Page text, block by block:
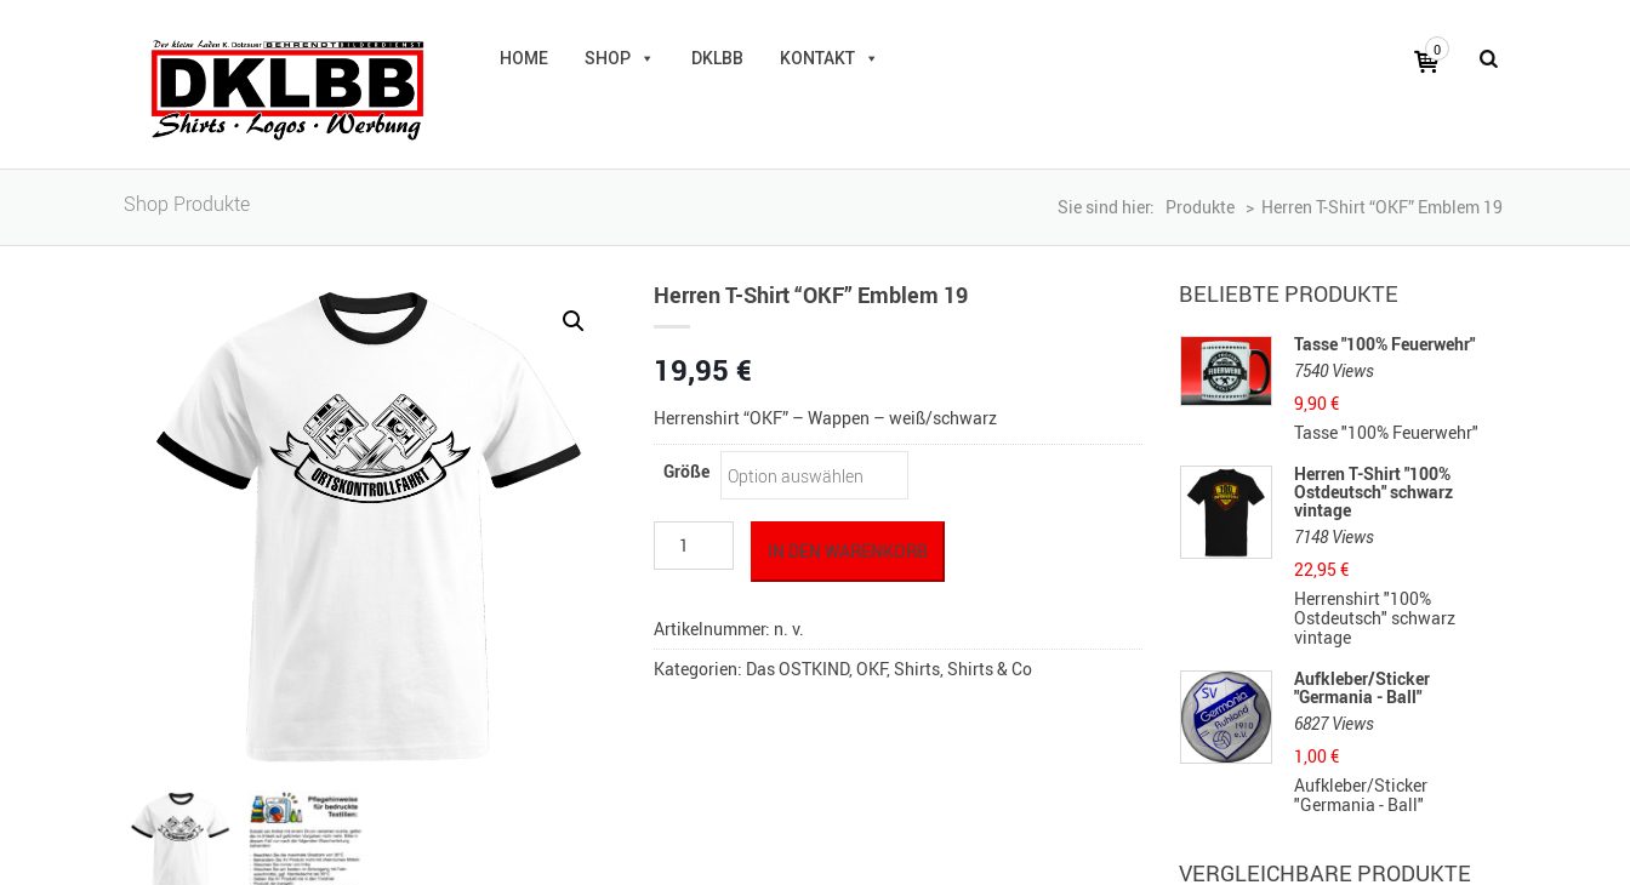
HOME SHOP DKLBB KONTAKT 0
Shop Produkte Sie sind hier: Produkte > Herren T-Shirt “OKF” Emblem 19
Herren T-Shirt “OKF” Emblem 19
19,95 €
Herrenshirt “OKF” – Wappen – weiß/schwarz
Größe
Herren
Emblem
19
IN DEN WARENKORB
Artikelnummer: n. v.
Kategorien: Das OSTKIND,OKF,Shirts,Shirts & Co
BELIEBTE PRODUKTE
Tasse "100% Feuerwehr"
7540 Views
9,90€
Tasse "100% Feuerwehr"
Herren T-Shirt "100%
Ostdeutsch" schwarz
vintage
7148 Views
22,95 €
Herrenshirt "100%
Ostdeutsch" schwarz
vintage
Aufkleber/Sticker
"Germania - Ball"
6827 Views
1,00€
Aufkleber/Sticker
"Germania - Ball"
VERGLEICHBARE PRODUKTE